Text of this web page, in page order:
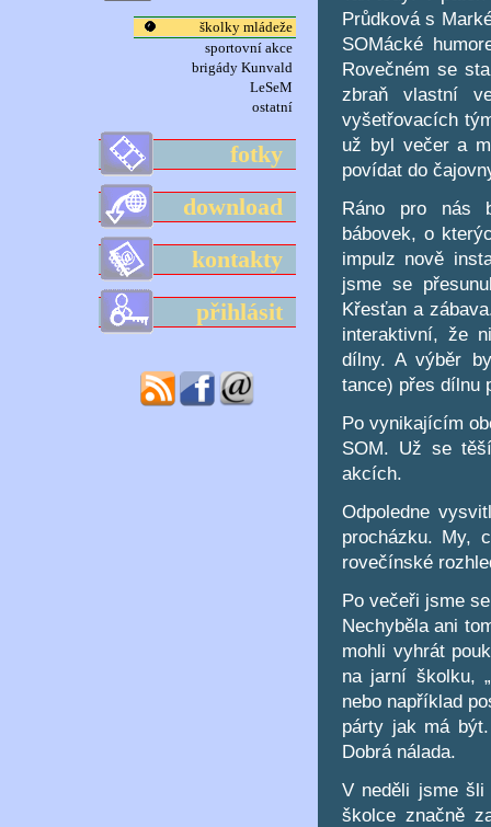
školky mládeže
sportovní akce
brigády Kunvald
LeSeM
ostatní
fotky
download
kontakty
přihlásit
Průdková s
SOMácké
Rovečném se
zbraň vlastní
vyšetřovacích
už byl večer a
povídat do
Ráno pro nás
bábovek, o
impulz nově
jsme se
Křesťan a
interaktivní, že
dílny. A výběr
tance) přes dílnu
Po vynikajícím
SOM. Už se
akcích.
Odpoledne
procházku. My,
rovečínské
Po večeři jsme
Nechyběla ani
mohli vyhrát
na jarní školku,
nebo například
párty jak má
Dobrá nálada.
V neděli jsme
školce značně